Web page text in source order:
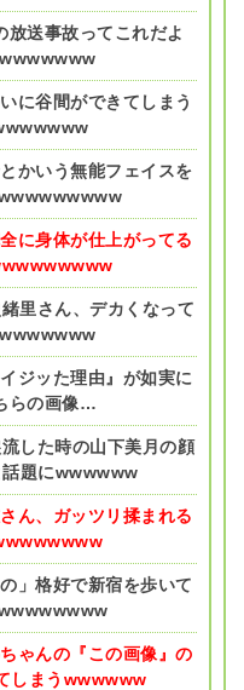
放送事故ってこれだよ
に谷間ができてしまう
かいう無能フェイスを
に身体が仕上がってる
里さん、デカくなって
ジッた理由』が如実に
らの画像…
した時の山下美月の顔
話題にwwwwww
ん、ガッツリ揉まれる
」格好で新宿を歩いて
ゃんの『この画像』の
しまうwwwwww